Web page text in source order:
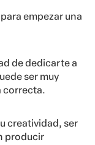
empezar una
de dedicarte a
ser muy
correcta.
creatividad, ser
producir